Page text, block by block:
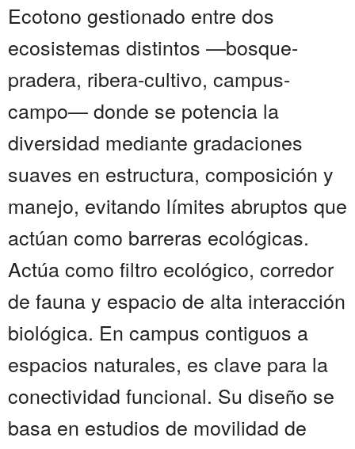
Ecotono gestionado entre dos
ecosistemas distintos —bosque-
pradera, ribera-cultivo, campus-
campo— donde se potencia la
diversidad mediante gradaciones
suaves en estructura, composición y
manejo, evitando límites abruptos que
actúan como barreras ecológicas.
Actúa como filtro ecológico, corredor
de fauna y espacio de alta interacción
biológica. En campus contiguos a
espacios naturales, es clave para la
conectividad funcional. Su diseño se
basa en estudios de movilidad de